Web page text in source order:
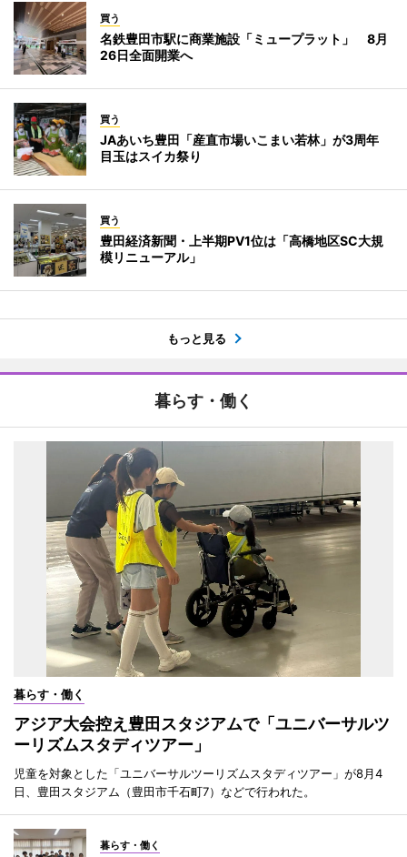
買う
名鉄豊田市駅に商業施設「ミュープラット」 8月
26日全面開業へ
買う
JAあいち豊田「産直市場いこまい若林」が3周年
目玉はスイカ祭り
買う
豊田経済新聞・上半期PV1位は「高橋地区SC大規
模リニューアル」
もっと見る
暮らす・働く
暮らす・働く
アジア大会控え豊田スタジアムで「ユニバーサルツ
ーリズムスタディツアー」
児童を対象とした「ユニバーサルツーリズムスタディツアー」が8月4
日、豊田スタジアム（豊田市千石町7）などで行われた。
暮らす・働く